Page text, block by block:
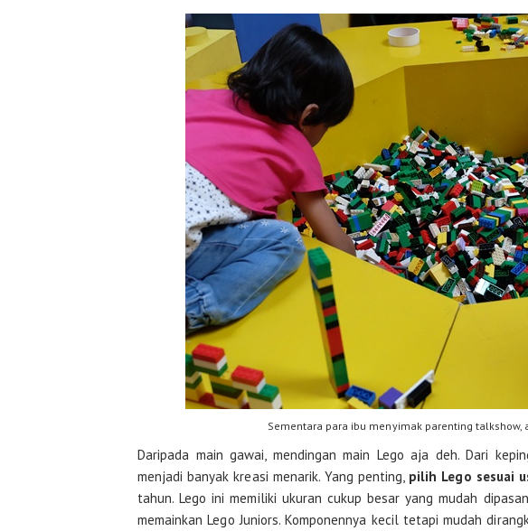
Sementara para ibu menyimak parenting talkshow,
Daripada main gawai, mendingan main Lego aja deh. Dari
menjadi banyak kreasi menarik. Yang penting, pilih Lego sesuai
tahun. Lego ini memiliki ukuran cukup besar yang mudah
memainkan Lego Juniors. Komponennya kecil tetapi mudah